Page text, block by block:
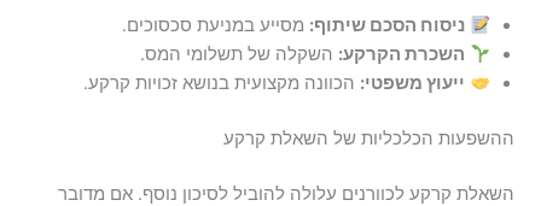
ניסוח הסכם שיתוף: מסייע במניעת סכסוכים.
השכרת הקרקע: השקלה של תשלומי המס.
ייעוץ משפטי: הכוונה מקצועית בנושא זכויות קרקע.
ההשפעות הכלכליות של השאלת קרקע
השאלת קרקע לכוורנים עלולה להוביל לסיכון נוסף. אם מדובר